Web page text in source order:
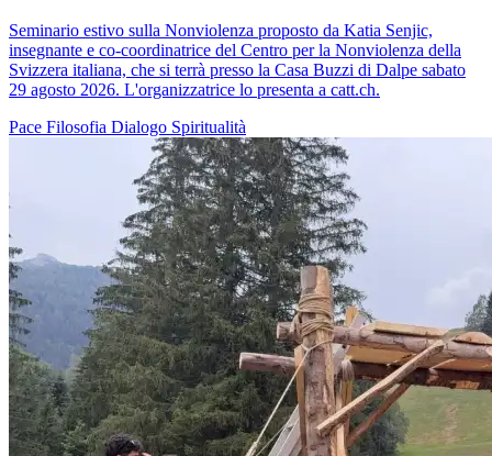
Seminario estivo sulla Nonviolenza proposto da Katia Senjic,
insegnante e co-coordinatrice del Centro per la Nonviolenza della
Svizzera italiana, che si terrà presso la Casa Buzzi di Dalpe sabato
29 agosto 2026. L'organizzatrice lo presenta a catt.ch.
Pace Filosofia Dialogo Spiritualità